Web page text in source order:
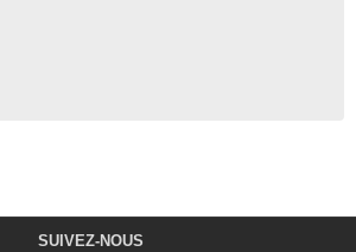
SUIVEZ-NOUS